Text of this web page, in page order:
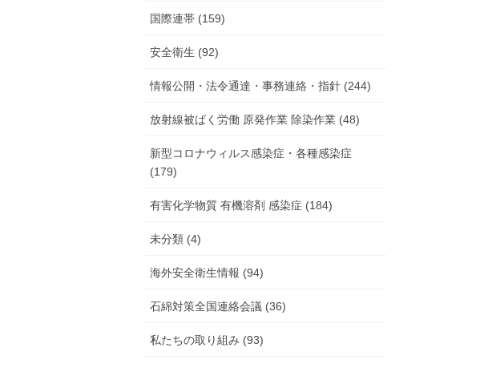
国際連帯 (159)
安全衛生 (92)
情報公開・法令通達・事務連絡・指針 (244)
放射線被ばく労働 原発作業 除染作業 (48)
新型コロナウィルス感染症・各種感染症
(179)
有害化学物質 有機溶剤 感染症 (184)
未分類 (4)
海外安全衛生情報 (94)
石綿対策全国連絡会議 (36)
私たちの取り組み (93)